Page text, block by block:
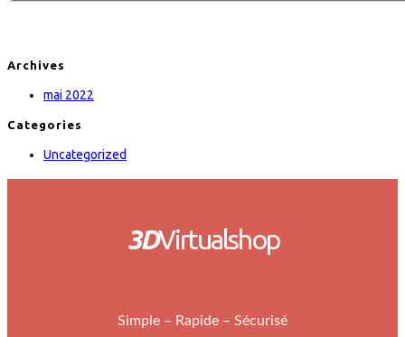
Archives
mai 2022
Categories
Uncategorized
3DVirtualshop
Simple – Rapide – Sécurisé